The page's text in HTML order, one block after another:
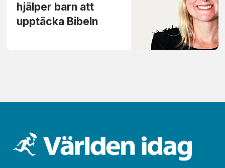
hjälper barn att
upptäcka Bibeln